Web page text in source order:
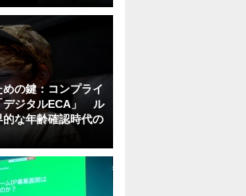
の鍵：コンプライ
デジタルECA」 ル
な年齢確認時代の